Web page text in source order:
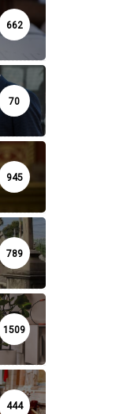
662
70
945
789
1509
444